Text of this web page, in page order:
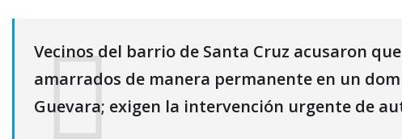
Vecinos del barrio de Santa Cruz acusaron
amarrados de manera permanente en un
Guevara; exigen la intervención urgente de